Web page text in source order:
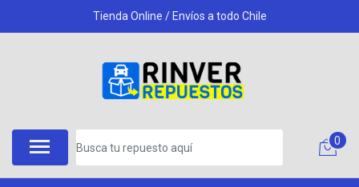
Tienda Online / Envíos a todo Chile
0